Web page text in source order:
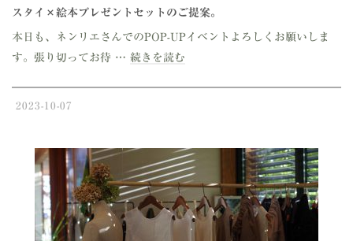
スタイ×絵本プレゼントセットのご提案。
本日も、ネンリエさんでのPOP-UPイベントよろしくお願いしま
す。張り切ってお待 … 続きを読む
2023-10-07